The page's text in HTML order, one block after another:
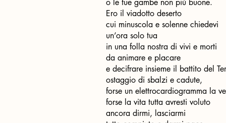
o le tue gambe non più buone.
Ero il viadotto deserto
cui minuscola e solenne chiedevi
un’ora solo tua
in una folla nostra di vivi e morti
da animare e placare
e decifrare insieme il battito del
ostaggio di sbalzi e cadute,
forse un elettrocardiogramma la
forse la vita tutta avresti voluto
ancora dirmi, lasciarmi